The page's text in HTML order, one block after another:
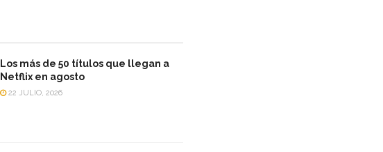
Los más de 50 títulos que llegan a
Netflix en agosto
22 JULIO, 2026